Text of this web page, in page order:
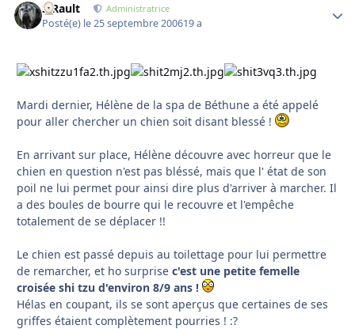
S.Rault Administratrice
Posté(e) le 25 septembre 200619 a
Mardi dernier, Hélène de la spa de Béthune a été appelé
pour aller chercher un chien soit disant blessé !
En arrivant sur place, Hélène découvre avec horreur que le
chien en question n'est pas bléssé, mais que l' état de son
poil ne lui permet pour ainsi dire plus d'arriver à marcher. Il
a des boules de bourre qui le recouvre et l'empêche
totalement de se déplacer !!
Le chien est passé depuis au toilettage pour lui permettre
de remarcher, et ho surprise c'est une petite femelle
croisée shi tzu d'environ 8/9 ans !
Hélas en coupant, ils se sont aperçus que certaines de ses
griffes étaient complètement pourries ! :?